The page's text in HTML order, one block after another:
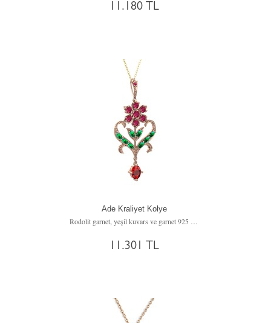
11.180 TL
Ade Kraliyet Kolye
11.301 TL